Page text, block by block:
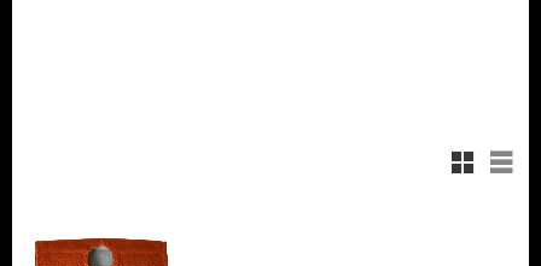
Rutnätsvy